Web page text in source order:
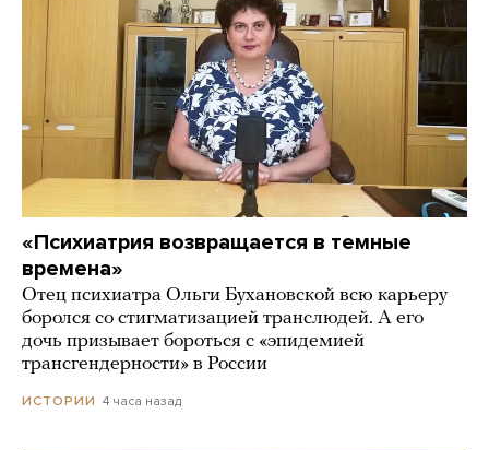
«Психиатрия возвращается в темные
времена»
Отец психиатра Ольги Бухановской всю карьеру
боролся со стигматизацией транслюдей. А его
дочь призывает бороться с «эпидемией
трансгендерности» в России
ИСТОРИИ 4 часа назад